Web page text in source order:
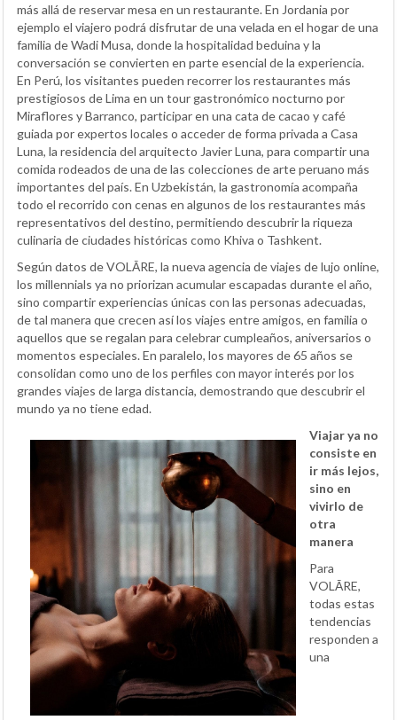
más allá de reservar mesa en un restaurante. En Jordania por
ejemplo el viajero podrá disfrutar de una velada en el hogar de una
familia de Wadi Musa, donde la hospitalidad beduina y la
conversación se convierten en parte esencial de la experiencia.
En Perú, los visitantes pueden recorrer los restaurantes más
prestigiosos de Lima en un tour gastronómico nocturno por
Miraflores y Barranco, participar en una cata de cacao y café
guiada por expertos locales o acceder de forma privada a Casa
Luna, la residencia del arquitecto Javier Luna, para compartir una
comida rodeados de una de las colecciones de arte peruano más
importantes del país. En Uzbekistán, la gastronomía acompaña
todo el recorrido con cenas en algunos de los restaurantes más
representativos del destino, permitiendo descubrir la riqueza
culinaria de ciudades históricas como Khiva o Tashkent.
Según datos de VOLĀRE, la nueva agencia de viajes de lujo online,
los millennials ya no priorizan acumular escapadas durante el año,
sino compartir experiencias únicas con las personas adecuadas,
de tal manera que crecen así los viajes entre amigos, en familia o
aquellos que se regalan para celebrar cumpleaños, aniversarios o
momentos especiales. En paralelo, los mayores de 65 años se
consolidan como uno de los perfiles con mayor interés por los
grandes viajes de larga distancia, demostrando que descubrir el
mundo ya no tiene edad.
Viajar ya no
consiste en
ir más lejos,
sino en
vivirlo de
otra
manera
Para
VOLĀRE,
todas estas
tendencias
responden a
una